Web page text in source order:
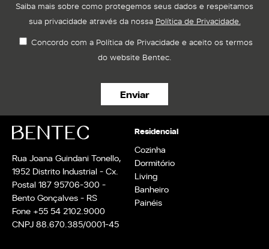
Saiba mais sobre como protegemos seus dados e respeitamos
sua privacidade através da nossa Política de Privacidade.
Concordo com a Política de Privacidade e aceito os termos
do website Bentec.
Rua Joana Guindani Tonello,
1952 Distrito Industrial - Cx.
Postal 187 95706-300 -
Bento Gonçalves - RS
Fone +55 54 2102.9000
CNPJ 88.670.385/0001-45
Residencial
Cozinha
Dormitório
Living
Banheiro
Painéis